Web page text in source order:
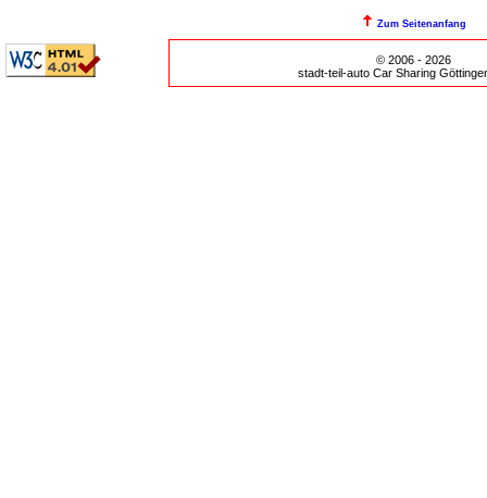
Zum Seitenanfang
© 2006 - 2026
stadt-teil-auto Car Sharing